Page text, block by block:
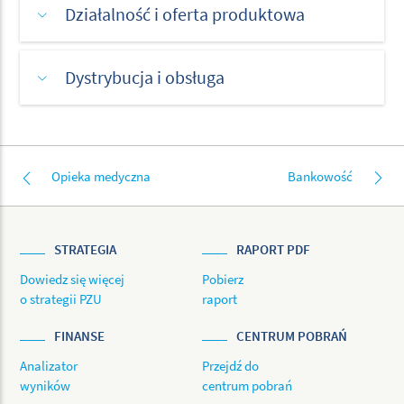
Działalność i oferta produktowa
Dystrybucja i obsługa
Opieka medyczna Bankowość
STRATEGIA
Dowiedz się więcej
o strategii PZU
RAPORT PDF
Pobierz
raport
FINANSE
Analizator
wyników
CENTRUM POBRAŃ
Przejdź do
centrum pobrań